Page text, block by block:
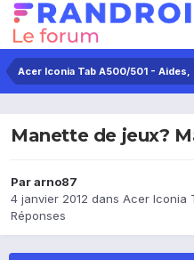
Manette de jeux?
Pararno87
4 janvier 2012 dans Acer Iconia
Réponses